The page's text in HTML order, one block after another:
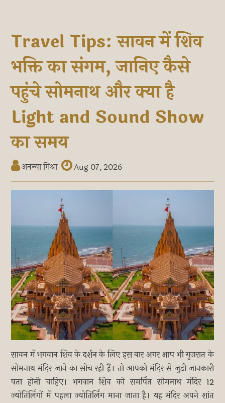
Travel Tips: सावन में शिव
भक्ति का संगम, जानिए कैसे
पहुंचे सोमनाथ और क्या है
Light and Sound Show
का समय
अनन्या मिश्रा Aug 07, 2026
सावन में भगवान शिव के दर्शन के लिए इस बार अगर आप भी गुजरात के
सोमनाथ मंदिर जाने का सोच रही हैं। तो आपको मंदिर से जुड़ी जानकारी
पता होनी चाहिए। भगवान शिव को समर्पित सोमनाथ मंदिर 12
ज्योतिर्लिंगों में पहला ज्योतिर्लिंग माना जाता है। यह मंदिर अपने शांत